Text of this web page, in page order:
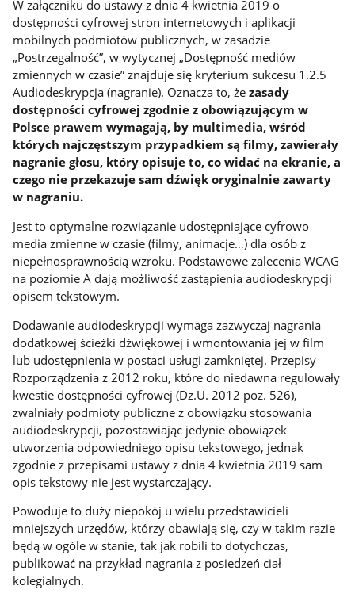
W załączniku do ustawy z dnia 4 kwietnia 2019 o
dostępności cyfrowej stron internetowych i aplikacji
mobilnych podmiotów publicznych, w zasadzie
„Postrzegalność”, w wytycznej „Dostępność mediów
zmiennych w czasie” znajduje się kryterium sukcesu 1.2.5
Audiodeskrypcja (nagranie). Oznacza to, żezasady
dostępności cyfrowej zgodnie z obowiązującym w
Polsce prawem wymagają, by multimedia, wśród
których najczęstszym przypadkiem są filmy, zawierały
nagranie głosu, który opisuje to, co widać na ekranie, a
czego nie przekazuje sam dźwięk oryginalnie zawarty
w nagraniu.
Jest to optymalne rozwiązanie udostępniające cyfrowo
media zmienne w czasie (filmy, animacje…) dla osób z
niepełnosprawnością wzroku. Podstawowe zalecenia WCAG
na poziomie A dają możliwość zastąpienia audiodeskrypcji
opisem tekstowym.
Dodawanie audiodeskrypcji wymaga zazwyczaj nagrania
dodatkowej ścieżki dźwiękowej i wmontowania jej w film
lub udostępnienia w postaci usługi zamkniętej. Przepisy
Rozporządzenia z 2012 roku, które do niedawna regulowały
kwestie dostępności cyfrowej (Dz.U. 2012 poz. 526),
zwalniały podmioty publiczne z obowiązku stosowania
audiodeskrypcji, pozostawiając jedynie obowiązek
utworzenia odpowiedniego opisu tekstowego, jednak
zgodnie z przepisami ustawy z dnia 4 kwietnia 2019 sam
opis tekstowy nie jest wystarczający.
Powoduje to duży niepokój u wielu przedstawicieli
mniejszych urzędów, którzy obawiają się, czy w takim razie
będą w ogóle w stanie, tak jak robili to dotychczas,
publikować na przykład nagrania z posiedzeń ciał
kolegialnych.